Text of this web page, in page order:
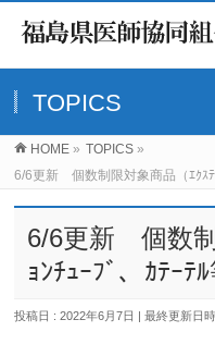
TOPICS
HOME » TOPICS »
6/6更新 個数制限対象商品（ｴｸｽﾃ
6/6更新 個数制
ｮﾝﾁｭｰﾌﾞ、ｶﾃｰﾃ
投稿日 : 2022年6月7日 最終更新日